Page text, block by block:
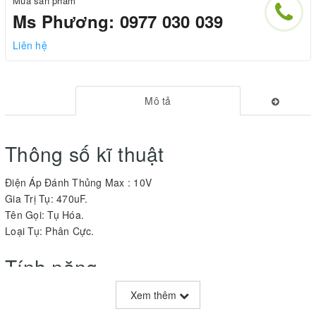
Ms Phương: 0977 030 039
Liên hệ
Mô tả
Thông số kĩ thuật
Điện Áp Đánh Thủng Max : 10V
Gia Trị Tụ: 470uF.
Tên Gọi: Tụ Hóa.
Loại Tụ: Phân Cực.
Tính năng
Sử dụng trong các mạch điện tử.
Ứng dụng trong các mạch lọc nguồn
Xem thêm